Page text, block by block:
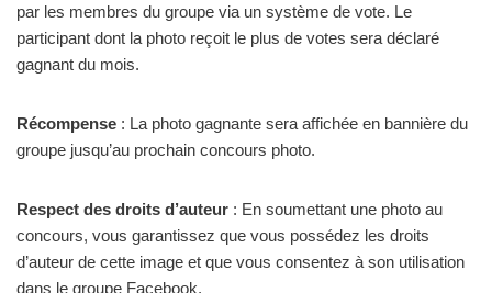
par les membres du groupe via un système de vote. Le
participant dont la photo reçoit le plus de votes sera déclaré
gagnant du mois.
Récompense : La photo gagnante sera affichée en bannière du
groupe jusqu’au prochain concours photo.
Respect des droits d’auteur : En soumettant une photo au
concours, vous garantissez que vous possédez les droits
d’auteur de cette image et que vous consentez à son utilisation
dans le groupe Facebook.